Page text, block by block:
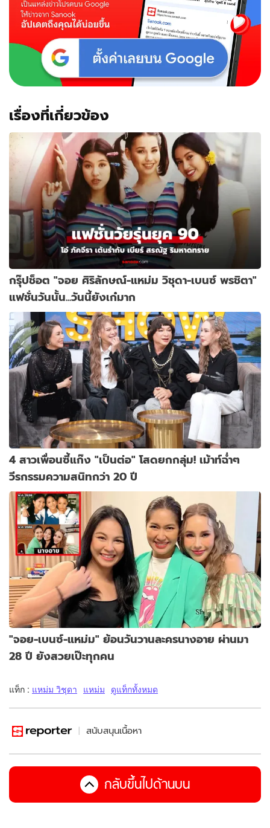
ที่แท้
จริง!!
เรื่องที่เกี่ยวข้อง
กรุ๊ปช็อต "จอย ศิริลักษณ์-แหม่ม วิชุดา-เบนซ์ พรชิตา"
แฟชั่นวันนั้น...วันนี้ยังเก๋มาก
4 สาวเพื่อนซี้แก๊ง "เป็นต่อ" โสดยกกลุ่ม! เม้าท์ฉ่ำๆ
วีรกรรมความสนิทกว่า 20 ปี
"จอย-เบนซ์-แหม่ม" ย้อนวันวานละครนางอาย ผ่านมา
28 ปี ยังสวยเป๊ะทุกคน
แท็ก : แหม่ม วิชุดา แหม่ม ดูแท็กทั้งหมด
สนับสนุนเนื้อหา
กลับขึ้นไปด้านบน